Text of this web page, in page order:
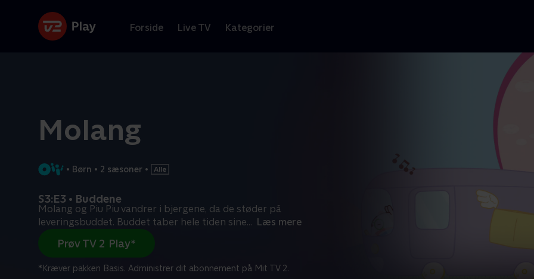
Forside Live TV Kategorier
Molang
• Børn • 2 sæsoner •
S3:E3 • Buddene
Molang og Piu Piu vandrer i bjergene, da de støder på
leveringsbuddet. Buddet taber hele tiden sine... Læs mere
Prøv TV 2 Play*
*Kræver pakken Basis. Administrer dit abonnement på Mit TV 2.